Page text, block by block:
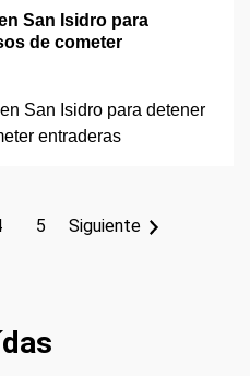
San Isidro para
de cometer
5 Siguiente